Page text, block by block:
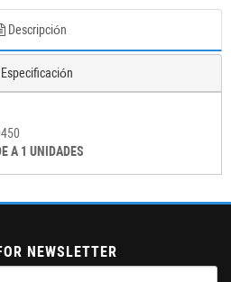
Descripción
Especificación
A 1 UNIDADES
NEWSLETTER